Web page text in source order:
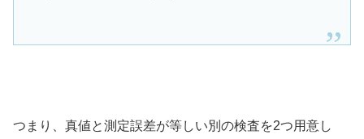
つまり、真値と測定誤差が等しい別の検査を2つ用意し